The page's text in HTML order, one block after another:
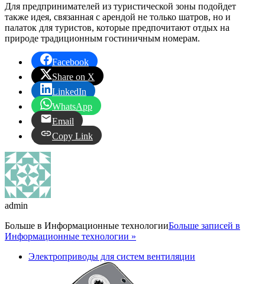
Для предпринимателей из туристической зоны подойдет
также идея, связанная с арендой не только шатров, но и
палаток для туристов, которые предпочитают отдых на
природе традиционным гостиничным номерам.
Facebook
Share on X
LinkedIn
WhatsApp
Email
Copy Link
admin
Больше в Информационные технологииБольше записей в
Информационные технологии »
Электроприводы для систем вентиляции